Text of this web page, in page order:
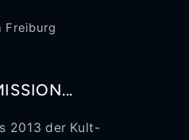
Freiburg
2013 der Kult-